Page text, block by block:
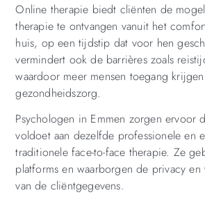
Online therapie biedt cliënten de
therapie te ontvangen vanuit het
huis, op een tijdstip dat voor hen
vermindert ook de barrières zoals
waardoor meer mensen toegang
gezondheidszorg.
Psychologen in Emmen zorgen ervoor
voldoet aan dezelfde professionele en
traditionele face-to-face therapie. Ze
platforms en waarborgen de privacy
van de cliëntgegevens.